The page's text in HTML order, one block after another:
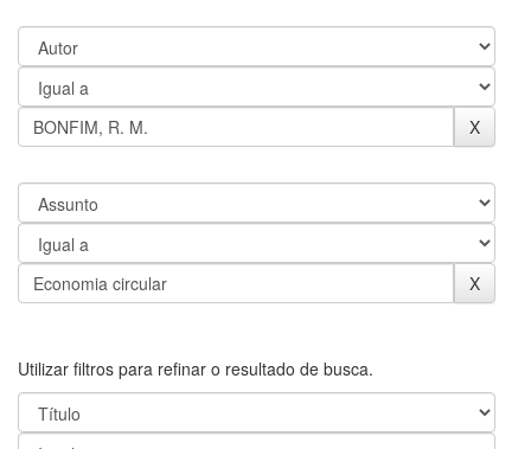
Utilizar filtros para refinar o resultado de busca.